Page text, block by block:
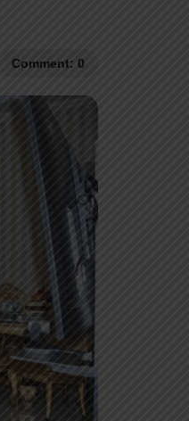
Comment: 0